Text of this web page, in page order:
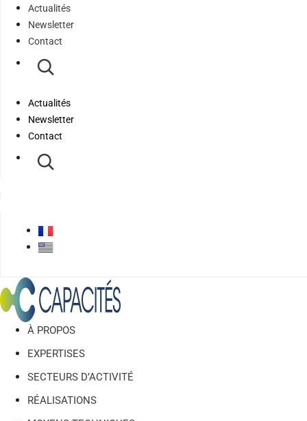
Actualités
Newsletter
Contact
Actualités
Newsletter
Contact
À PROPOS
EXPERTISES
SECTEURS D’ACTIVITÉ
RÉALISATIONS